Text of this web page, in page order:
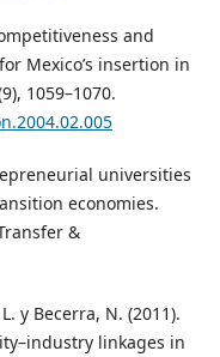
and
Mexico’s insertion in
1059–1070.
universities
economies.
&
y Becerra, N. (2011).
linkages in